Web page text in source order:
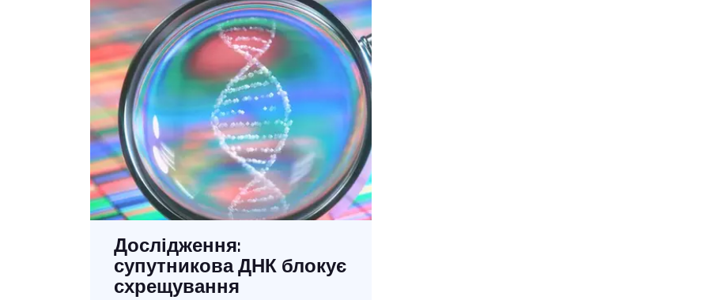
Дослідження:
супутникова ДНК блокує
схрещування